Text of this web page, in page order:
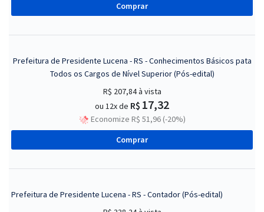
Comprar
Prefeitura de Presidente Lucena - RS - Conhecimentos Básicos pata
Todos os Cargos de Nível Superior (Pós-edital)
R$ 207,84à vista
ou 12x de R$ 17,32
Economize R$ 51,96 (-20%)
Comprar
Prefeitura de Presidente Lucena - RS - Contador (Pós-edital)